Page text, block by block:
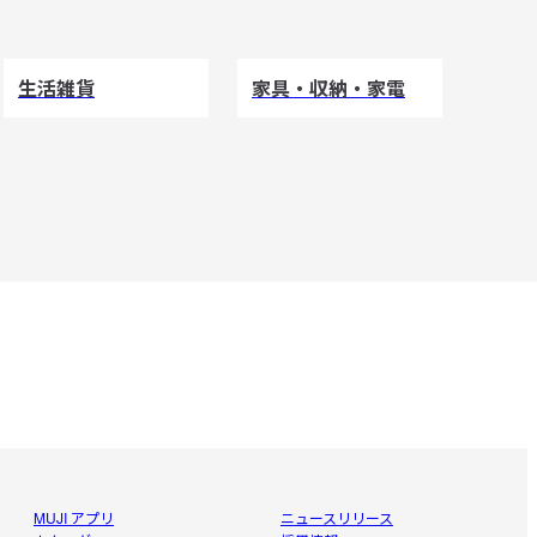
生活雑貨 家具・収納・家電
MUJI アプリ
ニュースリリース